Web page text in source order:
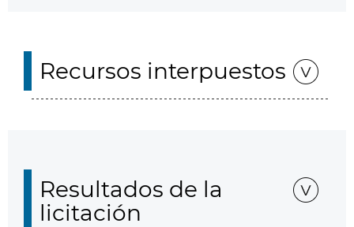
Recursos interpuestos
Resultados de la
licitación